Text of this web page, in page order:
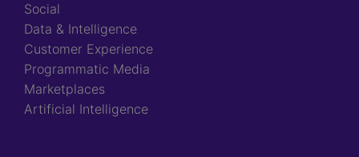
Social
Data & Intelligence
Customer Experience
Programmatic Media
Marketplaces
Artificial Intelligence